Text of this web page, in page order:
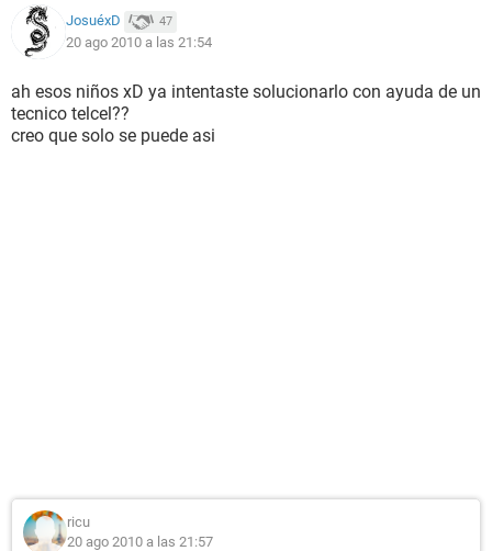
JosuéxD 47
20 ago 2010 a las 21:54
ah esos niños xD ya intentaste solucionarlo con ayuda de un
tecnico telcel??
creo que solo se puede asi
ricu
20 ago 2010 a las 21:57